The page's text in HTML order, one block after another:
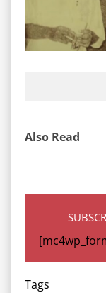
Also Read
Tags